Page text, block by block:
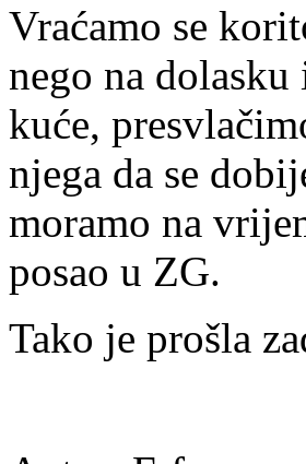
Vraćamo se
nego na
kuće,
njega da se
moramo na
posao u ZG.
Tako je prošla